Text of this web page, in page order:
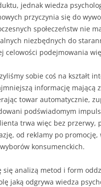
jednak wiedza
przyczynia się do
społeczeństw nie
niezbędnych do
celowości podejmowania
sobie coś na kształt
informację mającą
towar automatycznie,
podświadomym
trwa więc bez
od reklamy po
konsumenckich.
się analizą metod i form
jaką odgrywa wiedza